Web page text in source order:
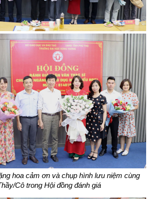
hoa cảm ơn và chụp hình lưu niệm cùng
Cô trong Hội đồng đánh giá